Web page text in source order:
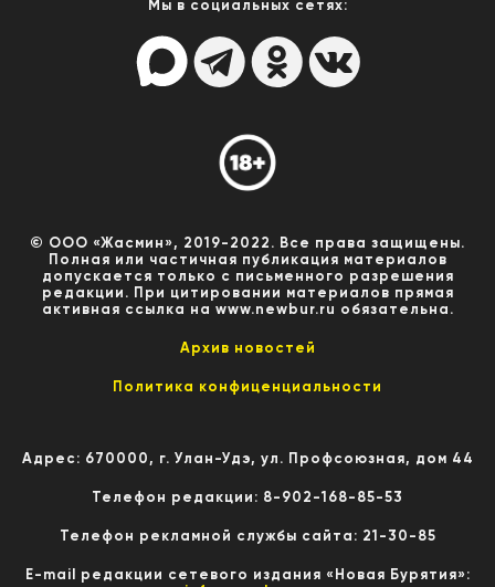
Мы в социальных сетях:
© ООО «Жасмин», 2019-2022. Все права защищены.
Полная или частичная публикация материалов
допускается только с письменного разрешения
редакции. При цитировании материалов прямая
активная ссылка на www.newbur.ru обязательна.
Архив новостей
Политика конфиценциальности
Адрес: 670000, г. Улан-Удэ, ул. Профсоюзная, дом 44
Телефон редакции: 8-902-168-85-53
Телефон рекламной службы сайта: 21-30-85
E-mail редакции сетевого издания «Новая Бурятия»: